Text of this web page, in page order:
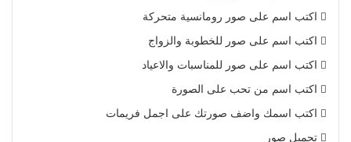
اكتب اسم على صور رومانسية متحركة
اكتب اسم على صور للخطوبة والزواج
اكتب اسم على صور للمناسبات والاعياد
اكتب اسم من تحب على الصورة
اكتب اسمك واضف صورتك على اجمل فريمات
تحميل صور